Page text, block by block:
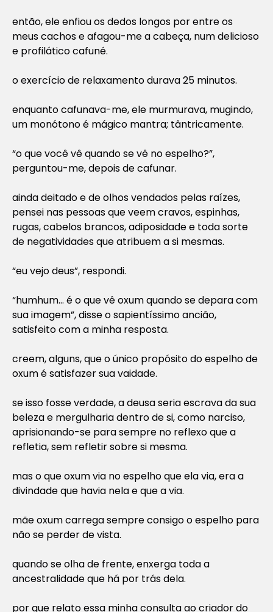
então, ele enfiou os dedos longos por entre os
meus cachos e afagou-me a cabeça, num delicioso
e profilático cafuné.
o exercício de relaxamento durava 25 minutos.
enquanto cafunava-me, ele murmurava, mugindo,
um monótono é mágico mantra; tântricamente.
“o que você vê quando se vê no espelho?”,
perguntou-me, depois de cafunar.
ainda deitado e de olhos vendados pelas raízes,
pensei nas pessoas que veem cravos, espinhas,
rugas, cabelos brancos, adiposidade e toda sorte
de negatividades que atribuem a si mesmas.
“eu vejo deus”, respondi.
“humhum… é o que vê oxum quando se depara com
sua imagem”, disse o sapientíssimo ancião,
satisfeito com a minha resposta.
creem, alguns, que o único propósito do espelho de
oxum é satisfazer sua vaidade.
se isso fosse verdade, a deusa seria escrava da sua
beleza e mergulharia dentro de si, como narciso,
aprisionando-se para sempre no reflexo que a
refletia, sem refletir sobre si mesma.
mas o que oxum via no espelho que ela via, era a
divindade que havia nela e que a via.
mãe oxum carrega sempre consigo o espelho para
não se perder de vista.
quando se olha de frente, enxerga toda a
ancestralidade que há por trás dela.
por que relato essa minha consulta ao criador do